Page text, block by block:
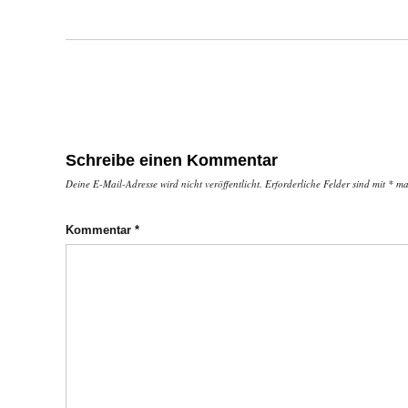
Schreibe einen Kommentar
Deine E-Mail-Adresse wird nicht veröffentlicht. Erforderliche Felder sind mit *
Kommentar *